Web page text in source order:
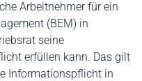
Arbeitnehmer für ein
(BEM) in
seine
erfüllen kann. Das gilt
Informationspflicht in